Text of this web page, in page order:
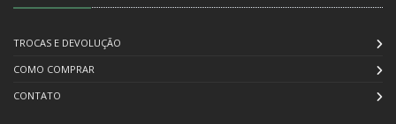
TROCAS E DEVOLUÇÃO
COMO COMPRAR
CONTATO